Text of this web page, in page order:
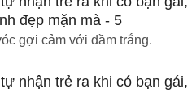
gợi cảm với đầm trắng.